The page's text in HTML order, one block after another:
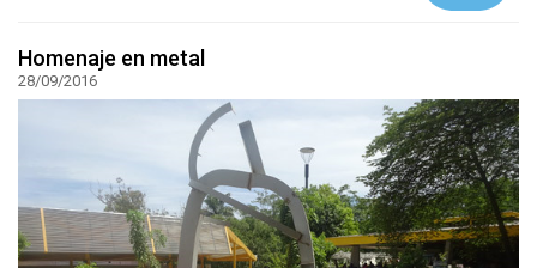
Homenaje en metal
28/09/2016